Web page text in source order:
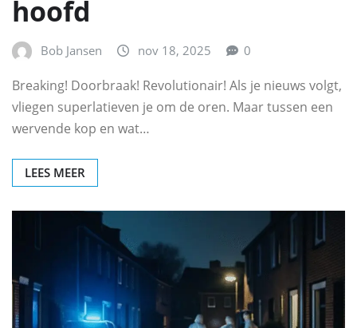
hoofd
Bob Jansen nov 18, 2025 0
Breaking! Doorbraak! Revolutionair! Als je nieuws volgt,
vliegen superlatieven je om de oren. Maar tussen een
wervende kop en wat…
LEES MEER